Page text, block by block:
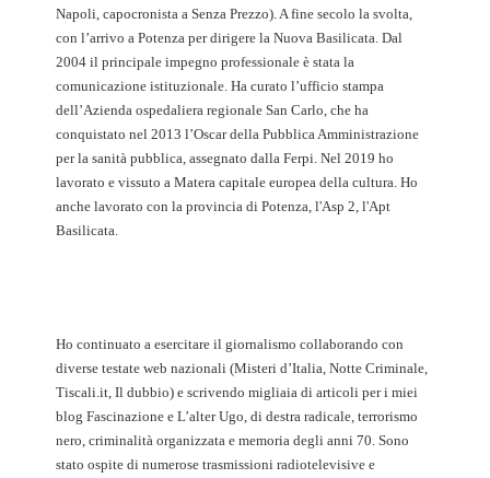
Napoli, capocronista a Senza Prezzo). A fine secolo la svolta,
con l’arrivo a Potenza per dirigere la Nuova Basilicata. Dal
2004 il principale impegno professionale è stata la
comunicazione istituzionale. Ha curato l’ufficio stampa
dell’Azienda ospedaliera regionale San Carlo, che ha
conquistato nel 2013 l’Oscar della Pubblica Amministrazione
per la sanità pubblica, assegnato dalla Ferpi. Nel 2019 ho
lavorato e vissuto a Matera capitale europea della cultura. Ho
anche lavorato con la provincia di Potenza, l'Asp 2, l'Apt
Basilicata.
Ho continuato a esercitare il giornalismo collaborando con
diverse testate web nazionali (Misteri d’Italia, Notte Criminale,
Tiscali.it, Il dubbio) e scrivendo migliaia di articoli per i miei
blog Fascinazione e L’alter Ugo, di destra radicale, terrorismo
nero, criminalità organizzata e memoria degli anni 70. Sono
stato ospite di numerose trasmissioni radiotelevisive e